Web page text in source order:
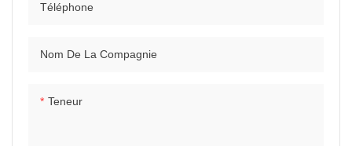
Téléphone
Nom De La Compagnie
Teneur